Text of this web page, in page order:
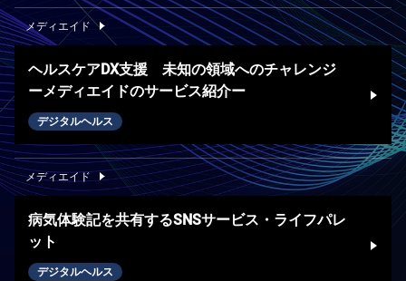
メディエイド
ヘルスケアDX支援 未知の領域へのチャレンジ
ーメディエイドのサービス紹介ー
デジタルヘルス
メディエイド
病気体験記を共有するSNSサービス・ライフパレ
ット
デジタルヘルス